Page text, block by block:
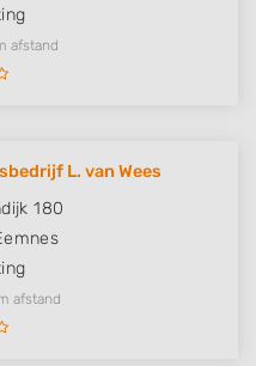
afstand
L. van Wees
180
afstand